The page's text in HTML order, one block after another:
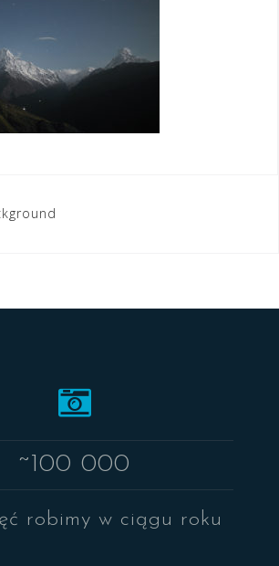
~100 000
robimy w ciągu roku